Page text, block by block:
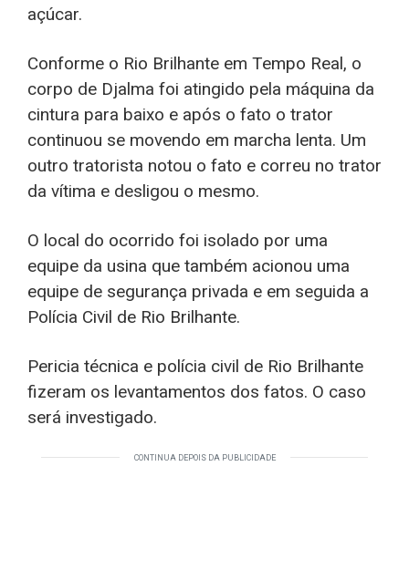
açúcar.
Conforme o Rio Brilhante em Tempo Real, o
corpo de Djalma foi atingido pela máquina da
cintura para baixo e após o fato o trator
continuou se movendo em marcha lenta. Um
outro tratorista notou o fato e correu no trator
da vítima e desligou o mesmo.
O local do ocorrido foi isolado por uma
equipe da usina que também acionou uma
equipe de segurança privada e em seguida a
Polícia Civil de Rio Brilhante.
Pericia técnica e polícia civil de Rio Brilhante
fizeram os levantamentos dos fatos. O caso
será investigado.
CONTINUA DEPOIS DA PUBLICIDADE